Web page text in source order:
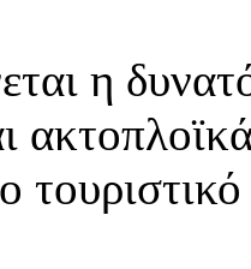
η